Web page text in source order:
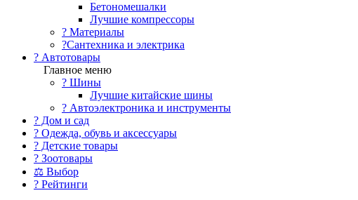
Бетономешалки
Лучшие компрессоры
? Материалы
?Сантехника и электрика
? Автотовары
Главное меню
? Шины
Лучшие китайские шины
? Автоэлектроника и инструменты
? Дом и сад
? Одежда, обувь и аксессуары
? Детские товары
? Зоотовары
⚖ Выбор
? Рейтинги